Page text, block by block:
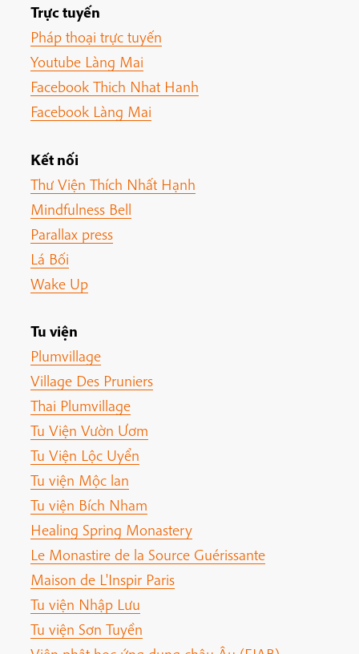
Trực tuyến
Pháp thoại trực tuyến
Youtube Làng Mai
Facebook Thich Nhat Hanh
Facebook Làng Mai
Kết nối
Thư Viện Thích Nhất Hạnh
Mindfulness Bell
Parallax press
Lá Bối
Wake Up
Tu viện
Plumvillage
Village Des Pruniers
Thai Plumvillage
Tu Viện Vườn Ươm
Tu Viện Lộc Uyển
Tu viện Mộc lan
Tu viện Bích Nham
Healing Spring Monastery
Le Monastire de la Source Guérissante
Maison de L'Inspir Paris
Tu viện Nhập Lưu
Tu viện Sơn Tuyền